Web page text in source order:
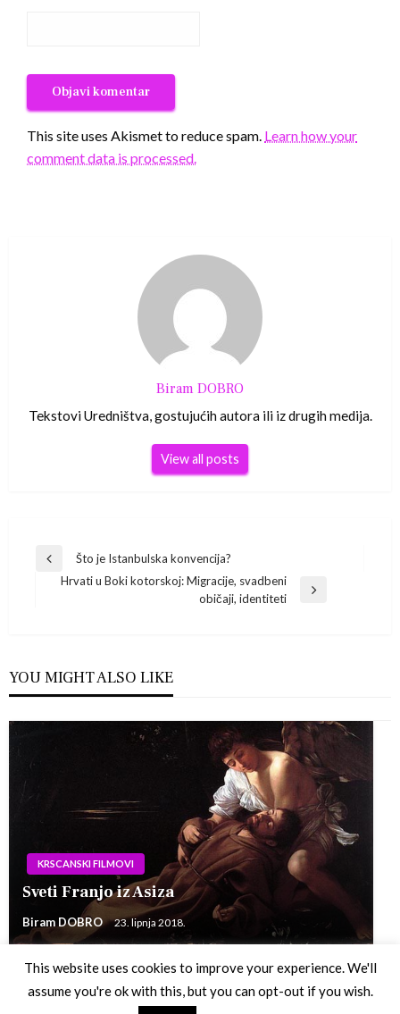
This site uses Akismet to reduce spam. Learn how your
comment data is processed.
Biram DOBRO
Tekstovi Uredništva, gostujućih autora ili iz drugih medija.
View all posts
Navigacija
Previous
Što je Istanbulska konvencija?
Hrvati u Boki kotorskoj: Migracije, svadbeni
običaji, identiteti
YOU MIGHT ALSO LIKE
KRSCANSKI FILMOVI
Sveti Franjo iz Asiza
Biram DOBRO 23. lipnja 2018.
This website uses cookies to improve your experience. We'll
assume you're ok with this, but you can opt-out if you wish.